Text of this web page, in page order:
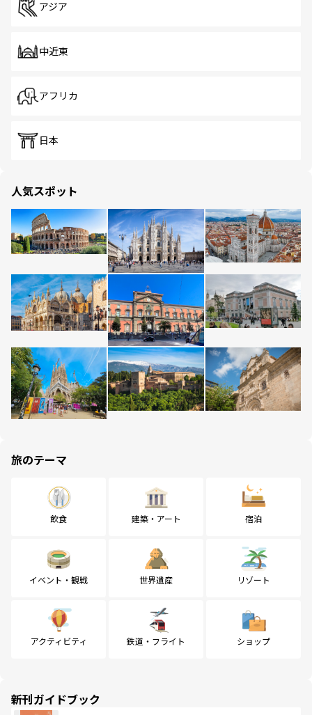
アジア
中近東
アフリカ
日本
人気スポット
旅のテーマ
飲食 建築・アート 宿泊
イベント・観戦 世界遺産 リゾート
アクティビティ 鉄道・フライト ショップ
新刊ガイドブック